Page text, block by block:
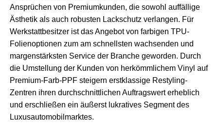
Ansprüchen von Premiumkunden, die sowohl auffällige
Ästhetik als auch robusten Lackschutz verlangen. Für
Werkstattbesitzer ist das Angebot von farbigen TPU-
Folienoptionen zum am schnellsten wachsenden und
margenstärksten Service der Branche geworden. Durch
die Umstellung der Kunden von herkömmlichem Vinyl auf
Premium-Farb-PPF steigern erstklassige Restyling-
Zentren ihren durchschnittlichen Auftragswert erheblich
und erschließen ein äußerst lukratives Segment des
Luxusautomobilmarktes.